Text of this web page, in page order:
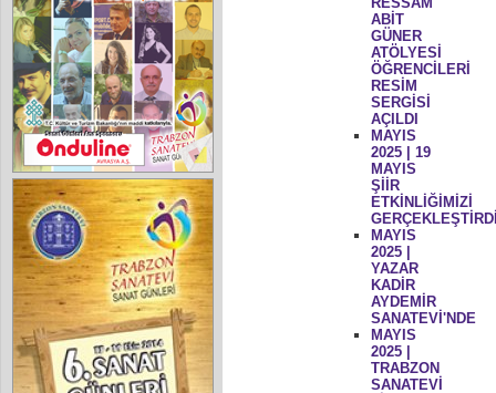
ABİT
GÜNER
ATÖLYESİ
ÖĞRENCİLERİ
RESİM
SERGİSİ
AÇILDI
MAYIS
2025 | 19
MAYIS
ŞİİR
ETKİNLİĞİMİZİ
MAYIS
2025 |
YAZAR
KADİR
AYDEMİR
SANATEVİ'NDE
MAYIS
2025 |
TRABZON
SANATEVİ